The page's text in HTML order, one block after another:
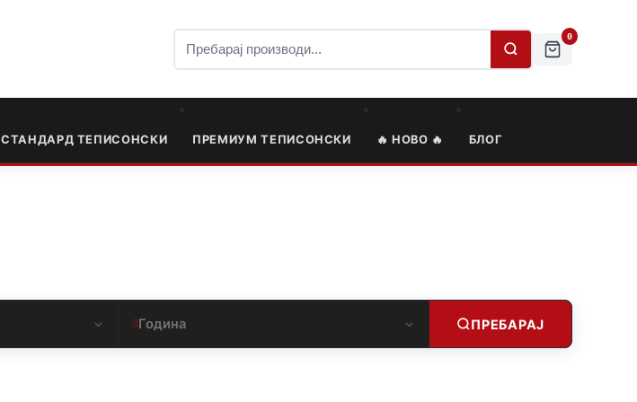
0
СТАНДАРД ТЕПИСОНСКИ ПРЕМИУМ ТЕПИСОНСКИ 🔥 НОВО 🔥 БЛОГ
3Година ПРЕБАРАЈ